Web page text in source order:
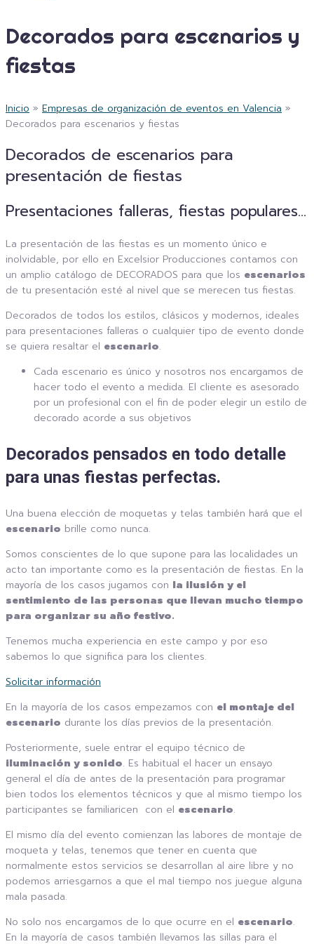
Decorados para escenarios y
fiestas
Inicio » Empresas de organización de eventos en Valencia »
Decorados para escenarios y fiestas
Decorados de escenarios para
presentación de fiestas
Presentaciones falleras, fiestas populares...
La presentación de las fiestas es un momento único e
inolvidable, por ello en Excelsior Producciones contamos con
un amplio catálogo de DECORADOS para que los escenarios
de tu presentación esté al nivel que se merecen tus fiestas.
Decorados de todos los estilos, clásicos y modernos, ideales
para presentaciones falleras o cualquier tipo de evento donde
se quiera resaltar el escenario.
Cada escenario es único y nosotros nos encargamos de
hacer todo el evento a medida. El cliente es asesorado
por un profesional con el fin de poder elegir un estilo de
decorado acorde a sus objetivos
Decorados pensados en todo detalle
para unas fiestas perfectas.
Una buena elección de moquetas y telas también hará que el
escenario brille como nunca.
Somos conscientes de lo que supone para las localidades un
acto tan importante como es la presentación de fiestas. En la
mayoría de los casos jugamos con la ilusión y el
sentimiento de las personas que llevan mucho tiempo
para organizar su año festivo.
Tenemos mucha experiencia en este campo y por eso
sabemos lo que significa para los clientes.
Solicitar información
En la mayoría de los casos empezamos con el montaje del
escenario durante los días previos de la presentación.
Posteriormente, suele entrar el equipo técnico de
iluminación y sonido. Es habitual el hacer un ensayo
general el día de antes de la presentación para programar
bien todos los elementos técnicos y que al mismo tiempo los
participantes se familiaricen con el escenario.
El mismo día del evento comienzan las labores de montaje de
moqueta y telas, tenemos que tener en cuenta que
normalmente estos servicios se desarrollan al aire libre y no
podemos arriesgarnos a que el mal tiempo nos juegue alguna
mala pasada.
No solo nos encargamos de lo que ocurre en el escenario.
En la mayoría de casos también llevamos las sillas para el